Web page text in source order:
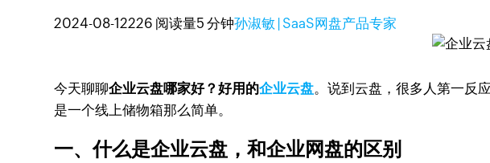
2024-08-12226 阅读量5 分钟孙淑敏 | SaaS网盘产品专家
今天聊聊企业云盘哪家好？好用的企业云盘。说到云盘，很多人第一反
是一个线上储物箱那么简单。
一、什么是企业云盘，和企业网盘的区别